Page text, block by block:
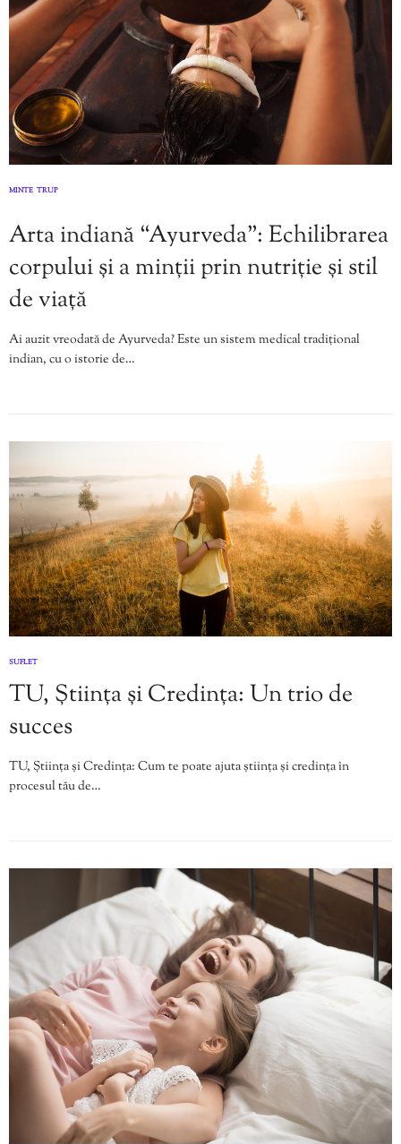
MINTE TRUP
Arta indiană “Ayurveda”: Echilibrarea
corpului și a minții prin nutriție și stil
de viață
Ai auzit vreodată de Ayurveda? Este un sistem medical tradițional
indian, cu o istorie de…
SUFLET
TU, Știința și Credința: Un trio de
succes
TU, Știința și Credința: Cum te poate ajuta știința și credința în
procesul tău de…